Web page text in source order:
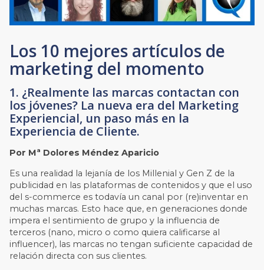
Los 10 mejores artículos de
marketing del momento
1. ¿Realmente las marcas contactan con
los jóvenes? La nueva era del Marketing
Experiencial, un paso más en la
Experiencia de Cliente.
Por Mª Dolores Méndez Aparicio
Es una realidad la lejanía de los Millenial y Gen Z de la
publicidad en las plataformas de contenidos y que el uso
del s-commerce es todavía un canal por (re)inventar en
muchas marcas. Esto hace que, en generaciones donde
impera el sentimiento de grupo y la influencia de
terceros (nano, micro o como quiera calificarse al
influencer), las marcas no tengan suficiente capacidad de
relación directa con sus clientes.